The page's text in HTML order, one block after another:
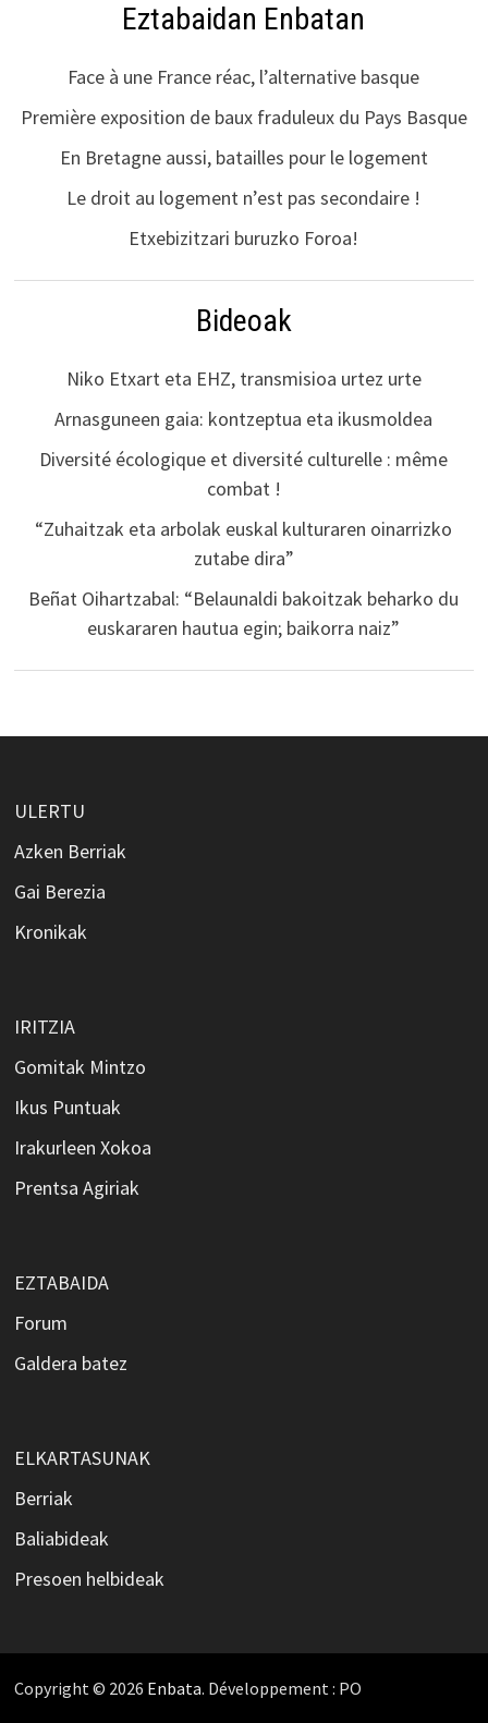
Eztabaidan Enbatan
Face à une France réac, l’alternative basque
Première exposition de baux fraduleux du Pays Basque
En Bretagne aussi, batailles pour le logement
Le droit au logement n’est pas secondaire !
Etxebizitzari buruzko Foroa!
Bideoak
Niko Etxart eta EHZ, transmisioa urtez urte
Arnasguneen gaia: kontzeptua eta ikusmoldea
Diversité écologique et diversité culturelle : même
combat !
“Zuhaitzak eta arbolak euskal kulturaren oinarrizko
zutabe dira”
Beñat Oihartzabal: “Belaunaldi bakoitzak beharko du
euskararen hautua egin; baikorra naiz”
ULERTU
Azken Berriak
Gai Berezia
Kronikak
IRITZIA
Gomitak Mintzo
Ikus Puntuak
Irakurleen Xokoa
Prentsa Agiriak
EZTABAIDA
Forum
Galdera batez
ELKARTASUNAK
Berriak
Baliabideak
Presoen helbideak
Copyright © 2026 Enbata. Développement : PO